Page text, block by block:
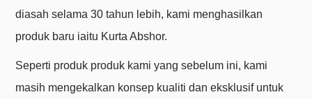
diasah selama 30 tahun lebih, kami menghasilkan
produk baru iaitu Kurta Abshor.
Seperti produk produk kami yang sebelum ini, kami
masih mengekalkan konsep kualiti dan eksklusif untuk